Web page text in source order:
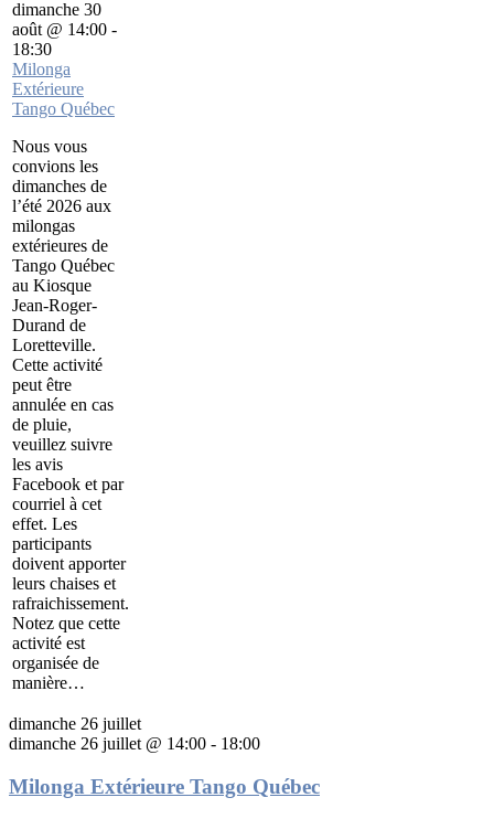
dimanche 30
août @ 14:00 -
18:30
Milonga
Extérieure
Tango Québec
Nous vous
convions les
dimanches de
l’été 2026 aux
milongas
extérieures de
Tango Québec
au Kiosque
Jean-Roger-
Durand de
Loretteville.
Cette activité
peut être
annulée en cas
de pluie,
veuillez suivre
les avis
Facebook et par
courriel à cet
effet. Les
participants
doivent apporter
leurs chaises et
rafraichissement.
Notez que cette
activité est
organisée de
manière…
dimanche 26 juillet
dimanche 26 juillet @ 14:00 - 18:00
Milonga Extérieure Tango Québec